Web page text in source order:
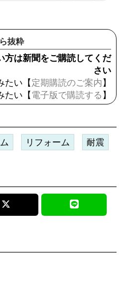
抜粋
方は新聞をご購読してくだ
さい
たい【 定期購読のご案内 】
たい【 電子版で購読する 】
リフォーム 耐震